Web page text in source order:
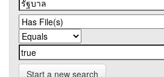
Start a new search